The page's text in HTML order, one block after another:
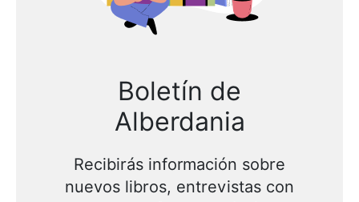
Boletín de
Alberdania
Recibirás información sobre
nuevos libros, entrevistas con